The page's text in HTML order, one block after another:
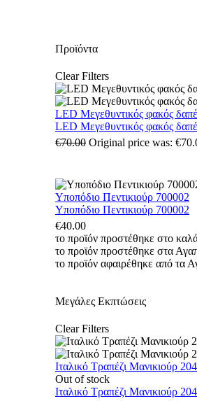
Προϊόντα
Clear Filters
LED Μεγεθυντικός φακός
LED Μεγεθυντικός φακός
€70.00 Original price was:
Υποπόδιο Πεντικιούρ 700002
Υποπόδιο Πεντικιούρ 700002
€40.00
το προϊόν προστέθηκε στο
το προϊόν προστέθηκε στα
το προϊόν αφαιρέθηκε από τα
Μεγάλες Εκπτώσεις
Clear Filters
Ιταλικό Τραπέζι Μανικιούρ
Out of stock
Ιταλικό Τραπέζι Μανικιούρ